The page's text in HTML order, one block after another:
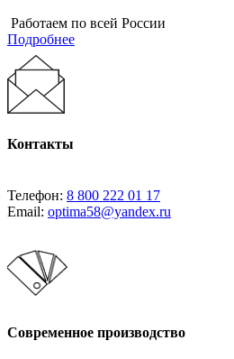
Работаем по всей России
Подробнее
Контакты
Телефон: 8 800 222 01 17
Email: optima58@yandex.ru
Современное производство